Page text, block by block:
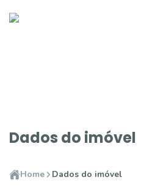
Dados do imóvel
Home Dados do imóvel